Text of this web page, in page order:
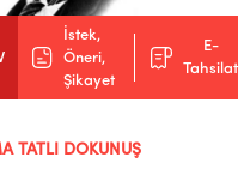
İstek,
Öneri,
Şikayet
E-
Tahsilat
TATLI DOKUNUŞ